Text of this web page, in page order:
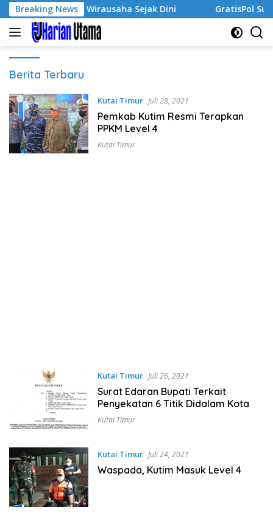
Langsung
ke
konten
Breaking NewsJiwa Wirausaha Sejak Dini GratisPol
Harian
Berita Terbaru
Kutai Timur Juli 28, 2021
Pemkab Kutim Resmi Terapkan
PPKM Level 4
Kutai Timur
Kutai Timur Juli 26, 2021
Surat Edaran Bupati Terkait
Penyekatan 6 Titik Didalam Kota
Kutai Timur
Kutai Timur Juli 24, 2021
Waspada, Kutim Masuk Level 4